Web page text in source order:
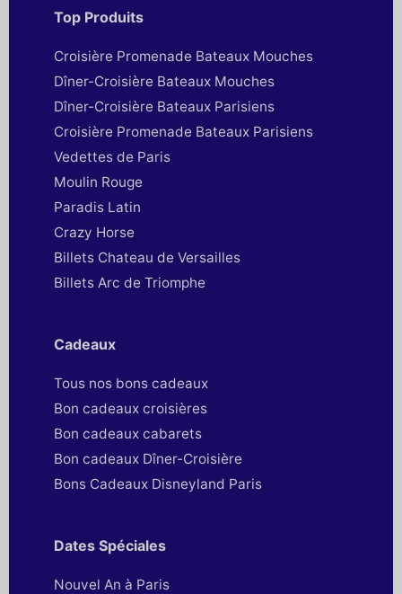
Top Produits
Croisière Promenade Bateaux Mouches
Dîner-Croisière Bateaux Mouches
Dîner-Croisière Bateaux Parisiens
Croisière Promenade Bateaux Parisiens
Vedettes de Paris
Moulin Rouge
Paradis Latin
Crazy Horse
Billets Chateau de Versailles
Billets Arc de Triomphe
Cadeaux
Tous nos bons cadeaux
Bon cadeaux croisières
Bon cadeaux cabarets
Bon cadeaux Dîner-Croisière
Bons Cadeaux Disneyland Paris
Dates Spéciales
Nouvel An à Paris